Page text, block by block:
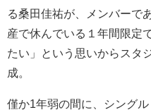
る桑田佳祐が、メンバーで
産で休んでいる１年間限定
たい」という思いからスタ
成。
僅か1年弱の間に、シング